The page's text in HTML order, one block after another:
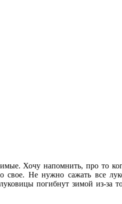
Хочу напомнить, про то
свое. Не нужно сажать все
погибнут зимой из-за